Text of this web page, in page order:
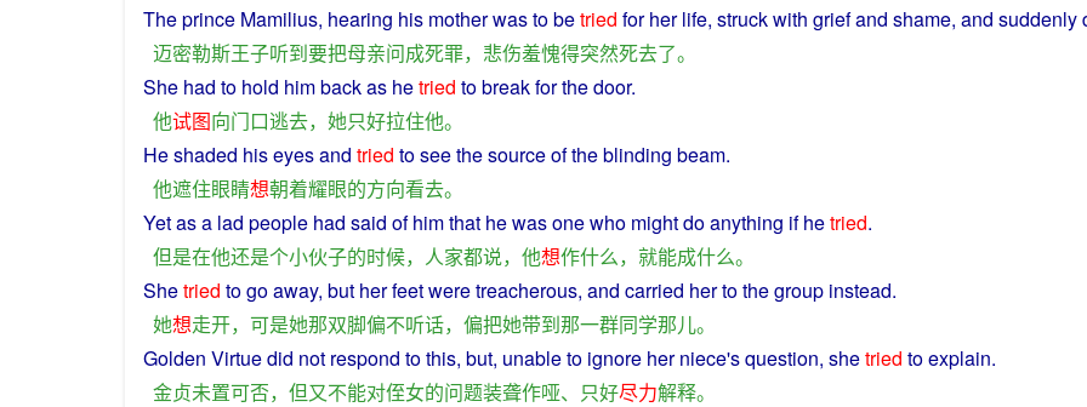
Theprince Mamilius, hearing his motherwastobetried for herlife, struck with griefand shame, and suddenly
迈密勒斯王子听到要把母亲问成死罪， 悲伤羞愧得突然死去了。
She had to hold himback as hetried tobreakfor thedoor.
他试图向门口逃去， 她只好拉住他。
Heshaded hiseyesand tried toseethesourceoftheblinding beam.
他遮住眼睛想朝着耀眼的方向看去。
Yetasa lad people had said ofhimthat hewasone who mightdoanything if hetried.
但是在他还是个小伙子的时候， 人家都说， 他想作什么， 就能成什么。
Shetried togoaway, but herfeetweretreacherous, and carried her tothegroup instead.
她想走开， 可是她那双脚偏不听话， 偏把她带到那一群同学那儿。
Golden Virtuedid not respond tothis, but, unableto ignore herniece'squestion, shetried toexplain.
金贞未置可否， 但又不能对侄女的问题装聋作哑、 只好尽力解释。